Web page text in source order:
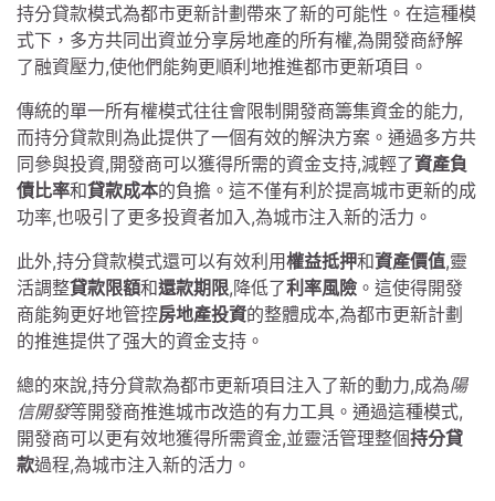
持分貸款模式為都市更新計劃帶來了新的可能性。在這種模
式下，多方共同出資並分享房地產的所有權,為開發商紓解
了融資壓力,使他們能夠更順利地推進都市更新項目。
傳統的單一所有權模式往往會限制開發商籌集資金的能力,
而持分貸款則為此提供了一個有效的解決方案。通過多方共
同參與投資,開發商可以獲得所需的資金支持,減輕了資產負
債比率和貸款成本的負擔。這不僅有利於提高城市更新的成
功率,也吸引了更多投資者加入,為城市注入新的活力。
此外,持分貸款模式還可以有效利用權益抵押和資產價值,靈
活調整貸款限額和還款期限,降低了利率風險 。這使得開發
商能夠更好地管控房地產投資的整體成本,為都市更新計劃
的推進提供了强大的資金支持。
總的來說,持分貸款為都市更新項目注入了新的動力,成為陽
信開發等開發商推進城市改造的有力工具。通過這種模式,
開發商可以更有效地獲得所需資金,並靈活管理整個持分貸
款過程,為城市注入新的活力。